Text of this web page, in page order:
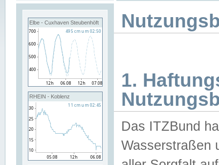
Elbe - Cuxhaven Steubenhöft
RHEIN - Koblenz
1.
Das ITZBund
Wasserstraßen